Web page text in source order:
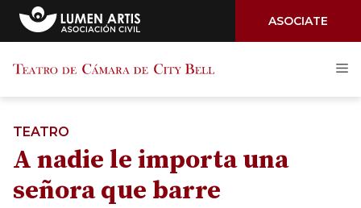
ASOCIATE
contenido
TEATRO
A nadie le importa una
señora que barre